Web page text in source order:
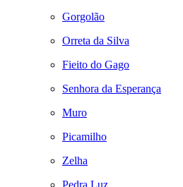
Gorgolão
Orreta da Silva
Fieito do Gago
Senhora da Esperança
Muro
Picamilho
Zelha
Pedra Luz